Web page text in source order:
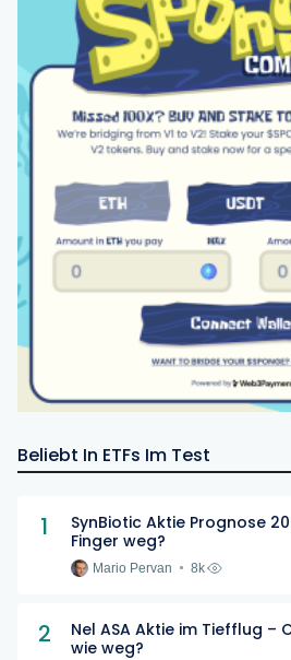
Beliebt In ETFs Im Test
1
SynBiotic Aktie Prognose
Finger weg?
Mario Pervan 8k
2
Nel ASA Aktie im Tiefflug –
wie weg?